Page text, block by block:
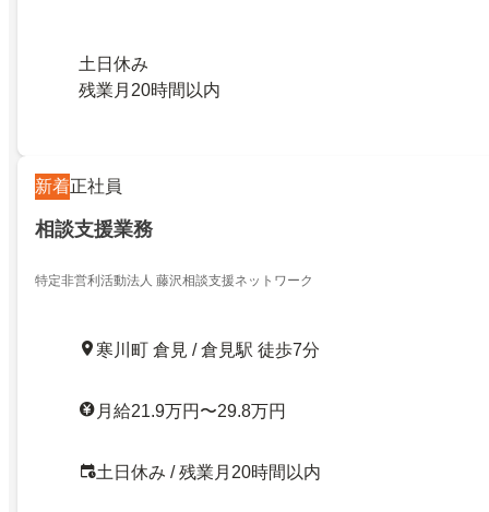
土日休み
残業月20時間以内
新着正社員
相談支援業務
特定非営利活動法人 藤沢相談支援ネットワーク
寒川町 倉見 / 倉見駅 徒歩7分
月給21.9万円〜29.8万円
土日休み / 残業月20時間以内